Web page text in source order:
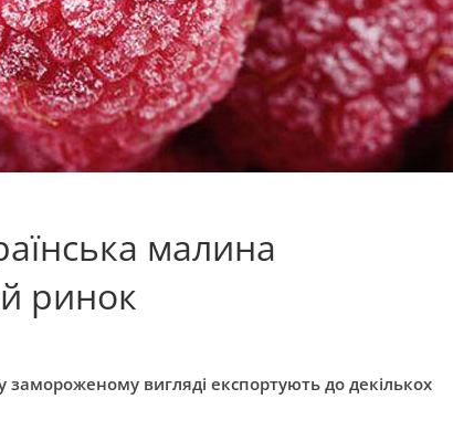
малина
ринок
вигляді експортують до декількох